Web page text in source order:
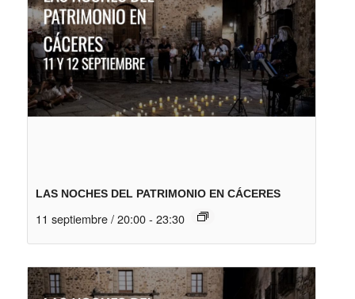
LAS NOCHES DEL PATRIMONIO EN CÁCERES
11 septiembre / 20:00 - 23:30